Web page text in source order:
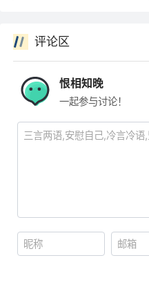
评论区
恨相知晚
一起参与讨论！